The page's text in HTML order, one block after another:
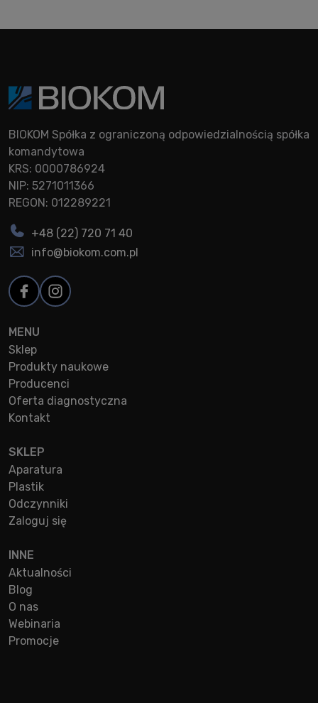
BIOKOM Spółka z ograniczoną odpowiedzialnością spółka
komandytowa
KRS: 0000786924
NIP: 5271011366
REGON: 012289221
+48 (22) 720 71 40
info@biokom.com.pl
MENU
Sklep
Produkty naukowe
Producenci
Oferta diagnostyczna
Kontakt
SKLEP
Aparatura
Plastik
Odczynniki
Zaloguj się
INNE
Aktualności
Blog
O nas
Webinaria
Promocje